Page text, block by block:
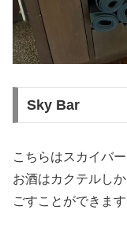
Sky Bar
こちらはスカイバー
お酒はカクテルし
ごすことができます